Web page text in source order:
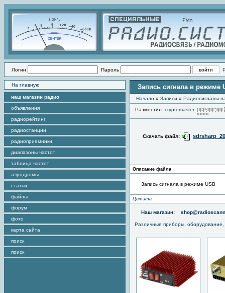
Логин Пароль
На главную
наш магазин радио
объявления
радиорейтинг
радиостанции
радиоприемники
диапазоны частот
таблица частот
аэродромы
статьи
файлы
форум
фото
карта сайта
поиск
поиск
Запись сигнала в режиме
Начало » Записи » Радиоcигналы
Разместил: cryptomaster
Скачать файл:
Описание файла
Запись сигнала в режиме USB
Цитата
Наш магазин:
Различные приборы,